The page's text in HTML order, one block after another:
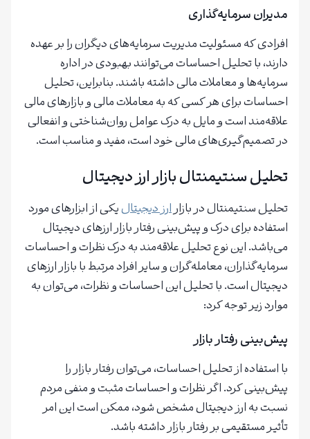
مدیران سرمایه‌گذاری
افرادی که مسئولیت مدیریت سرمایه‌های دیگران را بر عهده
دارند، با تحلیل احساسات می‌توانند بهبودی در اداره
سرمایه‌ها و معاملات مالی داشته باشند. بنابراین، تحلیل
احساسات برای هر کسی که به معاملات مالی و بازارهای مالی
علاقه‌مند است و مایل به درک عوامل روان‌شناختی و انفعالی
در تصمیم‌گیری‌های مالی خود است، مفید و مناسب است.
تحلیل سنتیمنتال بازار ارز دیجیتال
تحلیل سنتیمنتال در بازارارز دیجیتالیکی از ابزارهای مورد
استفاده برای درک و پیش‌بینی رفتار بازار ارزهای دیجیتال
می‌باشد. این نوع تحلیل علاقه‌مند به درک نظرات و احساسات
سرمایه‌گذاران، معامله‌گران و سایر افراد مرتبط با بازار ارزهای
دیجیتال است. با تحلیل این احساسات و نظرات، می‌توان به
موارد زیر توجه کرد:
پیش‌بینی رفتار بازار
با استفاده از تحلیل احساسات، می‌توان رفتار بازار را
پیش‌بینی کرد. اگر نظرات و احساسات مثبت و منفی مردم
نسبت به ارز دیجیتال مشخص شود، ممکن است این امر
تأثیر مستقیمی بر رفتار بازار داشته باشد.